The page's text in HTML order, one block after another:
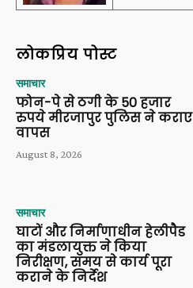
लोकप्रिय पोस्ट
समाचार
फोन-पे से ठगी के 50 हजार
रुपये मीरजापुर पुलिस ने कराए
वापस
August 8, 2026
समाचार
घाटों और निर्माणाधीन हेलीपैड
का मंडलायुक्त ने किया
निरीक्षण, समय से कार्य पूरा
कराने के निर्देश